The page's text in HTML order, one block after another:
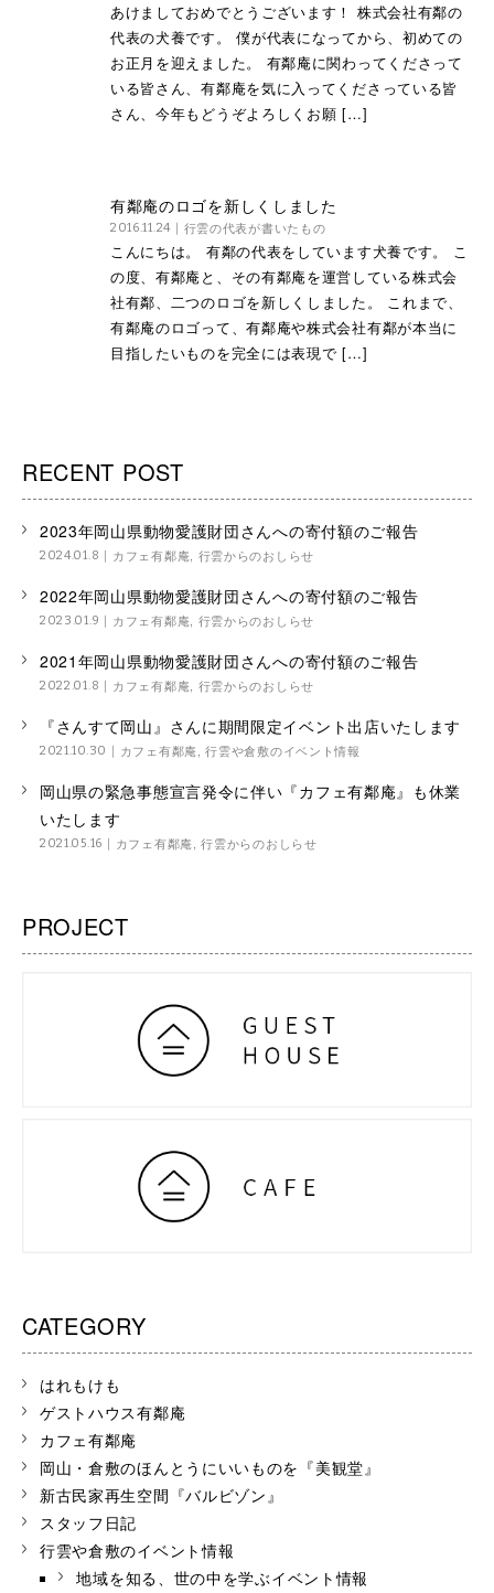
あけましておめでとうございます！ 株式会社有鄰の
代表の犬養です。 僕が代表になってから、初めての
お正月を迎えました。 有鄰庵に関わってくださって
いる皆さん、有鄰庵を気に入ってくださっている皆
さん、今年もどうぞよろしくお願 […]
有鄰庵のロゴを新しくしました
2016.11.24 行雲の代表が書いたもの
こんにちは。 有鄰の代表をしています犬養です。 こ
の度、有鄰庵と、その有鄰庵を運営している株式会
社有鄰、二つのロゴを新しくしました。 これまで、
有鄰庵のロゴって、有鄰庵や株式会社有鄰が本当に
目指したいものを完全には表現で […]
RECENT POST
2023年岡山県動物愛護財団さんへの寄付額のご報告
2024.01.8 カフェ有鄰庵, 行雲からのおしらせ
2022年岡山県動物愛護財団さんへの寄付額のご報告
2023.01.9 カフェ有鄰庵, 行雲からのおしらせ
2021年岡山県動物愛護財団さんへの寄付額のご報告
2022.01.8 カフェ有鄰庵, 行雲からのおしらせ
『さんすて岡山』さんに期間限定イベント出店いたします
2021.10.30 カフェ有鄰庵,行雲や倉敷のイベント情報
岡山県の緊急事態宣言発令に伴い『カフェ有鄰庵』も休業
いたします
2021.05.16 カフェ有鄰庵,行雲からのおしらせ
PROJECT
CATEGORY
はれもけも
ゲストハウス有鄰庵
カフェ有鄰庵
岡山・倉敷のほんとうにいいものを『美観堂』
新古民家再生空間『バルビゾン』
スタッフ日記
行雲や倉敷のイベント情報
地域を知る、世の中を学ぶイベント情報